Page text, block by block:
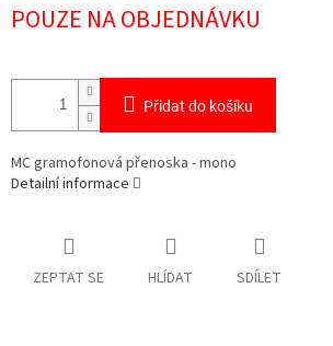
cena:
POUZE NA OBJEDNÁVKU
Přidat do košíku
MC gramofonová přenoska - mono
Detailní informace
ZEPTAT SE HLÍDAT SDÍLET